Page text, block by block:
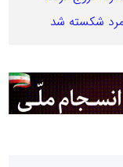
شکسته شد